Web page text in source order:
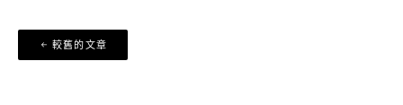
文
章
較舊的文章